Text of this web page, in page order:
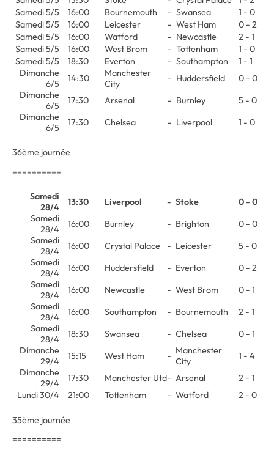
Samedi 5/5
16:00 Bournemouth - Swansea
1 - 0
Samedi 5/5
16:00 Leicester - West Ham
0 - 2
Samedi 5/5
16:00 Watford - Newcastle
2 - 1
Samedi 5/5
16:00 West Brom - Tottenham
1 - 0
Samedi 5/5
18:30 Everton - Southampton
1 - 1
Dimanche
6/5
14:30
Manchester
City
- Huddersfield
0 - 0
Dimanche
6/5
17:30 Arsenal - Burnley
5 - 0
Dimanche
6/5
17:30 Chelsea - Liverpool 1 - 0
36ème journée
==========
Samedi
28/4
13:30 Liverpool - Stoke
0 - 0
Samedi
28/4
16:00 Burnley - Brighton
0 - 0
Samedi
28/4
16:00 Crystal Palace - Leicester
5 - 0
Samedi
28/4
16:00 Huddersfield - Everton
0 - 2
Samedi
28/4
16:00 Newcastle - West Brom
0 - 1
Samedi
28/4
16:00 Southampton - Bournemouth
2 - 1
Samedi
28/4
18:30 Swansea - Chelsea
0 - 1
Dimanche
29/4
15:15 West Ham - Manchester
City
1 - 4
Dimanche
29/4
17:30 Manchester Utd- Arsenal
2 - 1
Lundi 30/4
21:00 Tottenham - Watford 2 - 0
35ème journée
==========